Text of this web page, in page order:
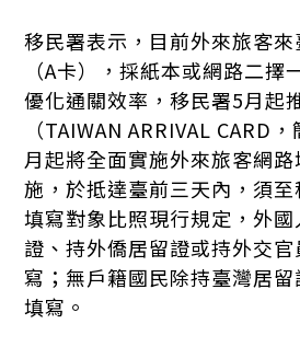
移民署表示，目前外來旅客
（A卡），採紙本或網路二擇
優化通關效率，移民署5月起
（TAIWAN ARRIVAL CARD
月起將全面實施外來旅客網路
施，於抵達臺前三天內，須至
填寫對象比照現行規定，外
證、持外僑居留證或持外交
寫；無戶籍國民除持臺灣居
填寫。